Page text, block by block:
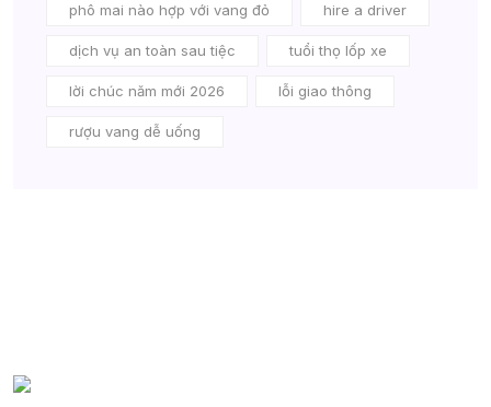
phô mai nào hợp với vang đỏ hire a driver
dịch vụ an toàn sau tiệc tuổi thọ lốp xe
lời chúc năm mới 2026 lỗi giao thông
rượu vang dễ uống